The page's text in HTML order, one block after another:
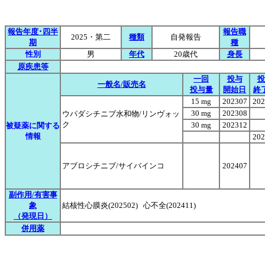
報告年度･四半
期
2025・第二 種類 自発報告
報告職
種
性別
男 年代 20歳代
身長
原疾患等
被疑薬に関する
情報
一般名/販売名
一回
投与量
投与
開始日
終
ウパダシチニブ水和物/リンヴォッ
ク
15 mg 202307
30 mg
202308
30 mg
202312
アブロシチニブ/サイバインコ 202407
副作用/有害事
象
（発現日）
結核性心膜炎(202502) 心不全(202411)
併用薬